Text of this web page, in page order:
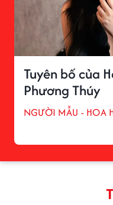
Tuyên bố của
Phương Thúy
NGƯỜI MẪU - HOA